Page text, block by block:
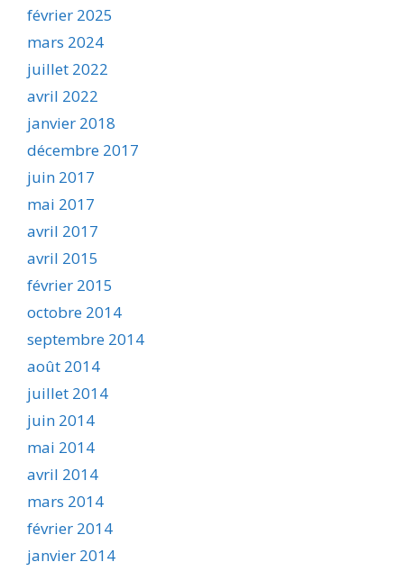
février 2025
mars 2024
juillet 2022
avril 2022
janvier 2018
décembre 2017
juin 2017
mai 2017
avril 2017
avril 2015
février 2015
octobre 2014
septembre 2014
août 2014
juillet 2014
juin 2014
mai 2014
avril 2014
mars 2014
février 2014
janvier 2014